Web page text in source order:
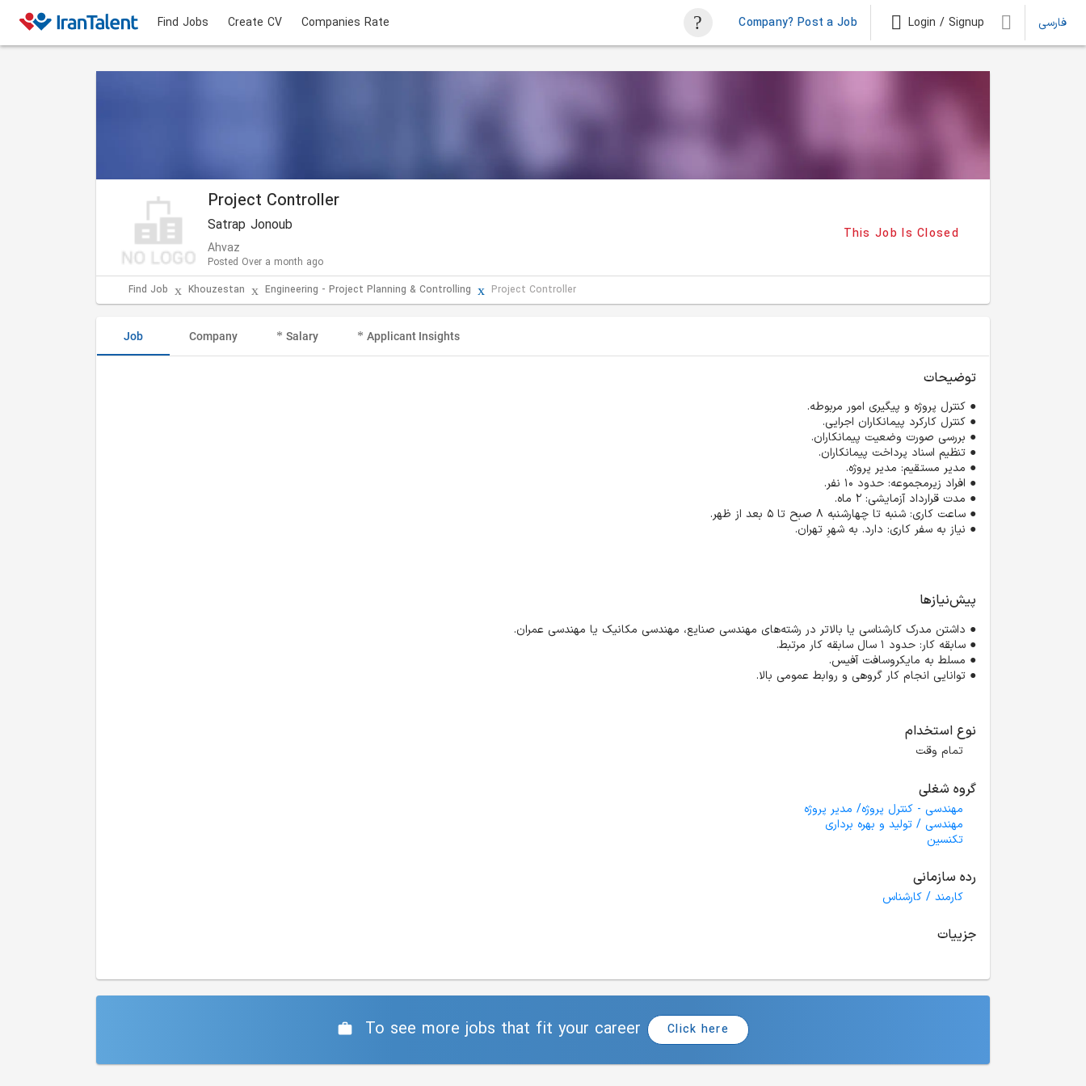
Find Jobs Create CV Companies Rate Company? Post a Job Login / Signup فارسی
Project Controller
Satrap Jonoub
Ahvaz
Posted Over a month ago
This Job Is Closed
Find Job Khouzestan Engineering - Project Planning & Controlling Project Controller
Job Company Salary Applicant Insights
توضیحات
● کنترل پروژه و پیگیری امور مربوطه.
● کنترل کارکرد پیمانکاران اجرایی.
● بررسی صورت وضعیت پیمانکاران.
● تنظیم اسناد پرداخت پیمانکاران.
● مدیر مستقیم: مدیر پروژه.
● افراد زیرمجموعه: حدود 10 نفر.
● مدت قرارداد آزمایشی: ۲ ماه.
● ساعت کاری: شنبه تا چهارشنبه 8 صبح تا 5 بعد از ظهر.
● نیاز به سفر کاری: دارد. به شهرِ تهران.
پیش‌نیازها
● توانایی انجام کار گروهی و روابط عمومی بالا.
نوع استخدام
تمام وقت
گروه شغلی
مهندسی - کنترل پروژه/ مدیر پروژه
مهندسی / تولید و بهره برداری
تکنسین
رده سازمانی
کارمند / کارشناس
جزییات
To see more jobs that fit your career Click here